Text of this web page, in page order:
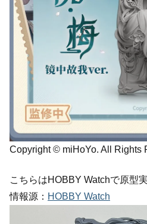
Copyright © miHoYo. All Rights
こちらはHOBBY Watchで原型
情報源： HOBBY Watch